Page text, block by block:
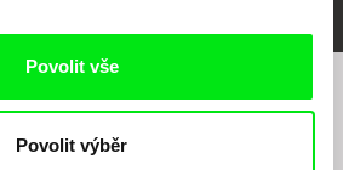
Povolit vše
Povolit výběr
informováni o našem
programu?